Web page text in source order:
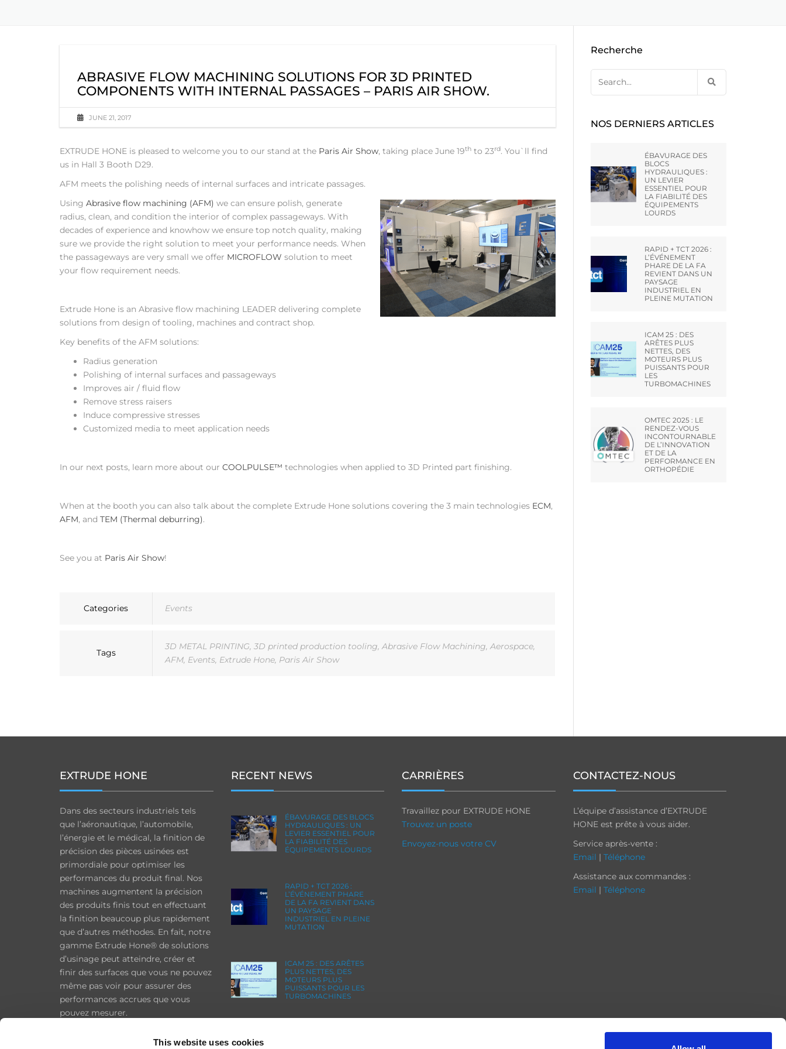
This website uses cookies
EXTRUDE HONE LLC – HUNTLEY –
EXTRUDE HONE INDIA PVT LTD
EXTRUDE HONE (SHANGHAI) CO.,
EXTRUDE HONE K.K. MISATO –
JAPAN
ABRASIVE FLOW MACHINING SOLUTIONS FOR 3D PRINTED
COMPONENTS WITH INTERNAL PASSAGES – PARIS AIR SHOW.
JUNE 21, 2017
EXTRUDE HONE is pleased to welcome you to our stand at the Paris Air Show, taking place June 19th to 23rd. You`ll find
us in Hall 3 Booth D29.
AFM meets the polishing needs of internal surfaces and intricate passages.
Using Abrasive flow machining (AFM) we can ensure polish, generate
radius, clean, and condition the interior of complex passageways. With
decades of experience and knowhow we ensure top notch quality, making
sure we provide the right solution to meet your performance needs. When
the passageways are very small we offer MICROFLOW solution to meet
your flow requirement needs.
Extrude Hone is an Abrasive flow machining LEADER delivering complete
solutions from design of tooling, machines and contract shop.
Key benefits of the AFM solutions:
Radius generation
Polishing of internal surfaces and passageways
Improves air / fluid flow
Remove stress raisers
Induce compressive stresses
Customized media to meet application needs
In our next posts, learn more about our COOLPULSE™ technologies when applied to 3D Printed part finishing.
When at the booth you can also talk about the complete Extrude Hone solutions covering the 3 main technologies ECM,
AFM, and TEM (Thermal deburring).
See you at Paris Air Show!
Categories Events
Tags
3D METAL PRINTING, 3D printed production tooling,Abrasive Flow Machining,Aerospace,
AFM, Events, Extrude Hone, Paris Air Show
Recherche
for:
NOS DERNIERS ARTICLES
ÉBAVURAGE DES
BLOCS
HYDRAULIQUES :
UN LEVIER
ESSENTIEL POUR
LA FIABILITÉ DES
ÉQUIPEMENTS
LOURDS
RAPID + TCT 2026 :
L’ÉVÉNEMENT
PHARE DE LA FA
REVIENT DANS UN
PAYSAGE
INDUSTRIEL EN
PLEINE MUTATION
ICAM 25 : DES
ARÊTES PLUS
NETTES, DES
MOTEURS PLUS
PUISSANTS POUR
LES
TURBOMACHINES
OMTEC 2025 : LE
RENDEZ-VOUS
INCONTOURNABLE
DE L’INNOVATION
ET DE LA
PERFORMANCE EN
ORTHOPÉDIE
EXTRUDE HONE
Dans des secteurs industriels tels
que l’aéronautique, l’automobile,
l’énergie et le médical, la finition de
précision des pièces usinées est
primordiale pour optimiser les
performances du produit final. Nos
machines augmentent la précision
des produits finis tout en effectuant
la finition beaucoup plus rapidement
que d’autres méthodes. En fait, notre
gamme Extrude Hone® de solutions
d’usinage peut atteindre, créer et
finir des surfaces que vous ne pouvez
même pas voir pour assurer des
performances accrues que vous
pouvez mesurer.
RECENT NEWS
ÉBAVURAGE DES BLOCS
HYDRAULIQUES : UN
LEVIER ESSENTIEL POUR
LA FIABILITÉ DES
ÉQUIPEMENTS LOURDS
RAPID + TCT 2026 :
L’ÉVÉNEMENT PHARE
DE LA FA REVIENT DANS
UN PAYSAGE
INDUSTRIEL EN PLEINE
MUTATION
ICAM 25 : DES ARÊTES
PLUS NETTES, DES
MOTEURS PLUS
PUISSANTS POUR LES
TURBOMACHINES
CARRIÈRES
Travaillez pour EXTRUDE HONE
Trouvez un poste
Envoyez-nous votre CV
CONTACTEZ-NOUS
L’équipe d’assistance d’EXTRUDE
HONE est prête à vous aider.
Service après-vente :
Email | Téléphone
Assistance aux commandes :
Email | Téléphone